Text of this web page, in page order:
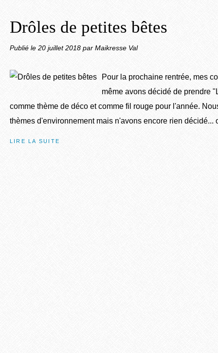
Drôles de petites bêtes
Publié le 20 juillet 2018 par Maikresse Val
Pour la prochaine rentrée, mes
même avons décidé de prendre
comme thème de déco et comme fil rouge pour l'année.
thèmes d'environnement mais n'avons encore rien décidé...
LIRE LA SUITE